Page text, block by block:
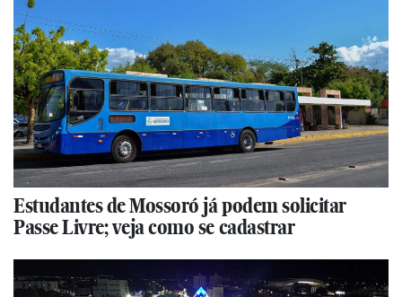
Estudantes de Mossoró já podem solicitar
Passe Livre; veja como se cadastrar